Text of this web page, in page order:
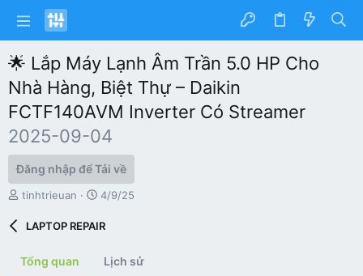
🌟 Lắp Máy Lạnh Âm Trần 5.0 HP Cho
Nhà Hàng, Biệt Thự – Daikin
FCTF140AVM Inverter Có Streamer
2025-09-04
Đăng nhập để Tải về
T
ả
tinhtrieuan
C
e
4/9/25
LAPTOP REPAIR
Tổng quan Lịch sử